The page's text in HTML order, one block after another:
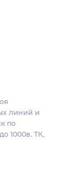
линий и
по
1000в. ТК,